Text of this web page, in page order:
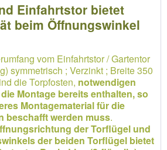
Einfahrtstor bietet
beim Öffnungswinkel
vom Einfahrtstor / Gartentor
symmetrisch ; Verzinkt ; Breite 350
die Torpfosten, notwendigen
Montage bereits enthalten, so
Montagematerial für die
beschafft werden muss.
der Torflügel und
der beiden Torflügel bietet